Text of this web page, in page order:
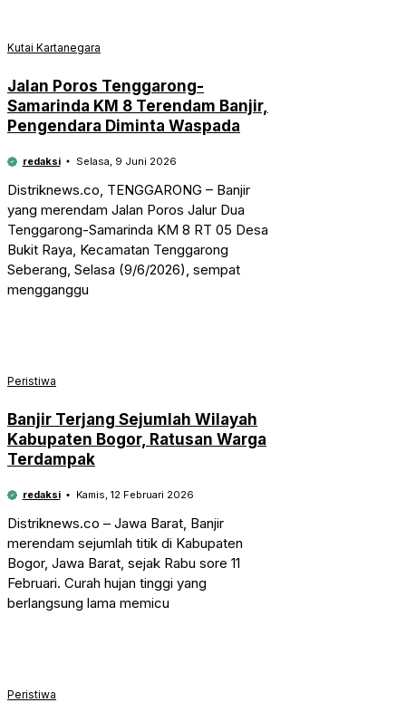
Kutai Kartanegara
Jalan Poros Tenggarong-
Samarinda KM 8 Terendam Banjir,
Pengendara Diminta Waspada
redaksi Selasa, 9 Juni 2026
Distriknews.co, TENGGARONG – Banjir
yang merendam Jalan Poros Jalur Dua
Tenggarong-Samarinda KM 8 RT 05 Desa
Bukit Raya, Kecamatan Tenggarong
Seberang, Selasa (9/6/2026), sempat
mengganggu
Peristiwa
Banjir Terjang Sejumlah Wilayah
Kabupaten Bogor, Ratusan Warga
Terdampak
redaksi Kamis, 12 Februari 2026
Distriknews.co – Jawa Barat, Banjir
merendam sejumlah titik di Kabupaten
Bogor, Jawa Barat, sejak Rabu sore 11
Februari. Curah hujan tinggi yang
berlangsung lama memicu
Peristiwa